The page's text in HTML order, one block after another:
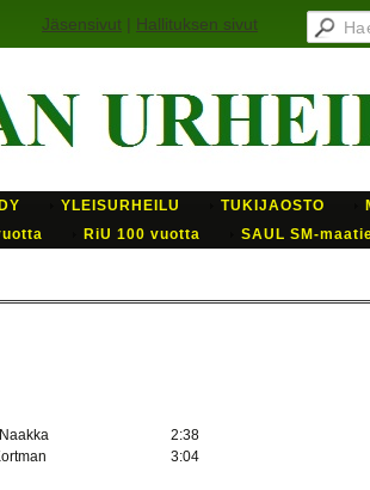
Jäsensivut | Hallituksen sivut
YLEISURHEILU TUKIJAOSTO
RiU 100 vuotta SAUL SM-
2:38
3:04